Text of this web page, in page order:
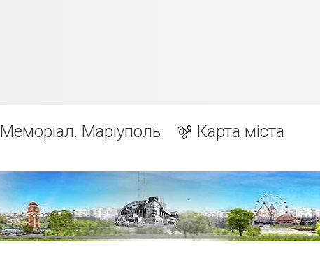
Меморіал. Маріуполь Карта міста